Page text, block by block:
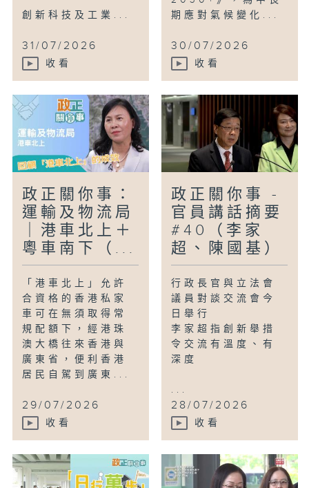
創新科技及工業...
31/07/2026
收看
期應對氣候變化...
30/07/2026
收看
政正關你事：
運輸及物流局
｜港車北上＋
粵車南下（...
「港車北上」允許
合資格的香港私家
車可在無須取得常
規配額下，經港珠
澳大橋往來香港與
廣東省，便利香港
居民自駕到廣東...
29/07/2026
收看
政正關你事 -
官員講話摘要
#40（李家
超、陳國基）
行政長官與立法會
議員對談交流會今
日舉行
李家超指創新舉措
令交流有溫度、有
深度
...
28/07/2026
收看